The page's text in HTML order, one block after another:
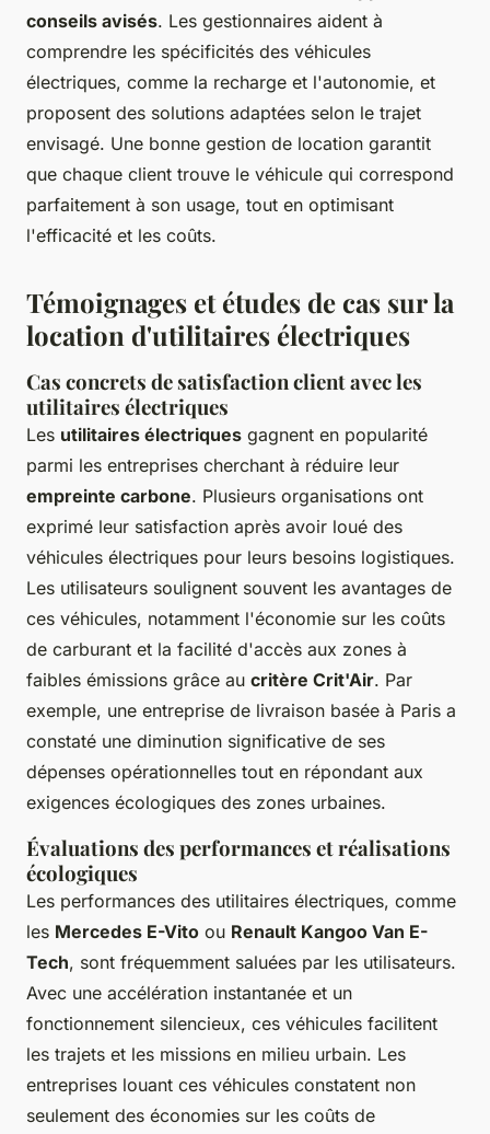
conseils avisés. Les gestionnaires aident à
comprendre les spécificités des véhicules
électriques, comme la recharge et l'autonomie, et
proposent des solutions adaptées selon le trajet
envisagé. Une bonne gestion de location garantit
que chaque client trouve le véhicule qui correspond
parfaitement à son usage, tout en optimisant
l'efficacité et les coûts.
Témoignages et études de cas sur la
location d'utilitaires électriques
Cas concrets de satisfaction client avec les
utilitaires électriques
Les utilitaires électriques gagnent en popularité
parmi les entreprises cherchant à réduire leur
empreinte carbone. Plusieurs organisations ont
exprimé leur satisfaction après avoir loué des
véhicules électriques pour leurs besoins logistiques.
Les utilisateurs soulignent souvent les avantages de
ces véhicules, notamment l'économie sur les coûts
de carburant et la facilité d'accès aux zones à
faibles émissions grâce au critère Crit'Air. Par
exemple, une entreprise de livraison basée à Paris a
constaté une diminution significative de ses
dépenses opérationnelles tout en répondant aux
exigences écologiques des zones urbaines.
Évaluations des performances et réalisations
écologiques
Les performances des utilitaires électriques, comme
les Mercedes E-Vito ou Renault Kangoo Van E-
Tech, sont fréquemment saluées par les utilisateurs.
Avec une accélération instantanée et un
fonctionnement silencieux, ces véhicules facilitent
les trajets et les missions en milieu urbain. Les
entreprises louant ces véhicules constatent non
seulement des économies sur les coûts de